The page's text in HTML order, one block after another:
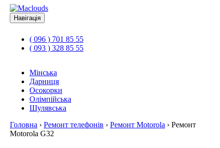
Навігація
( 096 ) 701 85 55
( 093 ) 328 85 55
Мінська
Дарниця
Осокорки
Олімпійська
Шулявська
Головна › Ремонт телефонів › Ремонт Motorola › Ремонт
Motorola G32